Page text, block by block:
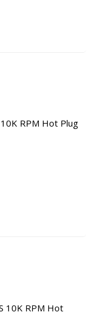
10K RPM Hot Plug
10K RPM Hot